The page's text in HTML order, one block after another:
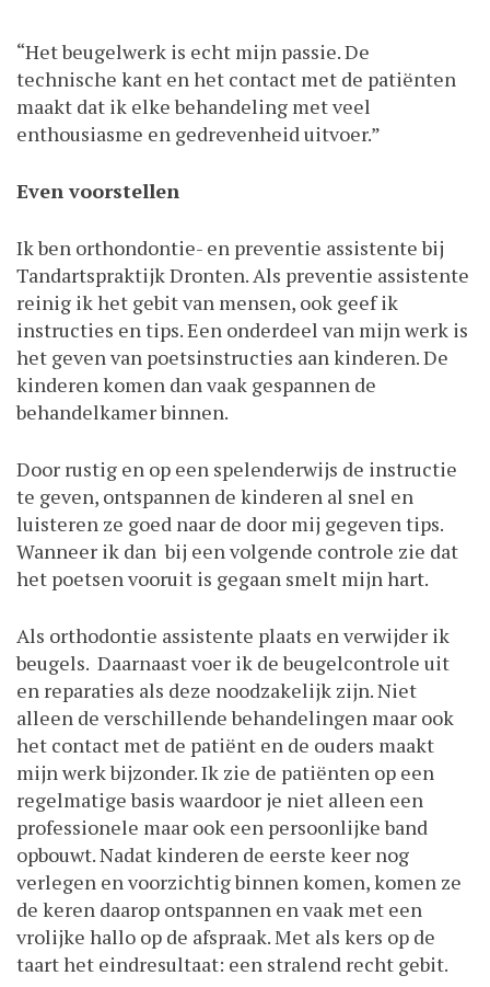
“Het beugelwerk is echt mijn passie. De
technische kant en het contact met de patiënten
maakt dat ik elke behandeling met veel
enthousiasme en gedrevenheid uitvoer.”
Even voorstellen
Ik ben orthondontie- en preventie assistente bij
Tandartspraktijk Dronten. Als preventie assistente
reinig ik het gebit van mensen, ook geef ik
instructies en tips. Een onderdeel van mijn werk is
het geven van poetsinstructies aan kinderen. De
kinderen komen dan vaak gespannen de
behandelkamer binnen.
Door rustig en op een spelenderwijs de instructie
te geven, ontspannen de kinderen al snel en
luisteren ze goed naar de door mij gegeven tips.
Wanneer ik dan bij een volgende controle zie dat
het poetsen vooruit is gegaan smelt mijn hart.
Als orthodontie assistente plaats en verwijder ik
beugels. Daarnaast voer ik de beugelcontrole uit
en reparaties als deze noodzakelijk zijn. Niet
alleen de verschillende behandelingen maar ook
het contact met de patiënt en de ouders maakt
mijn werk bijzonder. Ik zie de patiënten op een
regelmatige basis waardoor je niet alleen een
professionele maar ook een persoonlijke band
opbouwt. Nadat kinderen de eerste keer nog
verlegen en voorzichtig binnen komen, komen ze
de keren daarop ontspannen en vaak met een
vrolijke hallo op de afspraak. Met als kers op de
taart het eindresultaat: een stralend recht gebit.